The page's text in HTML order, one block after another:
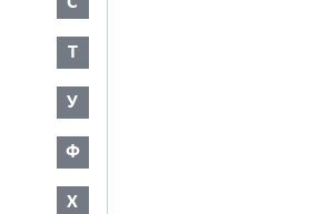
Т
У
Ф
Х